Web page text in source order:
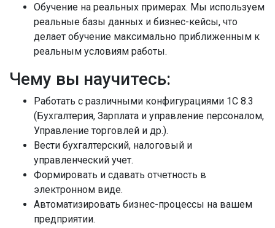
Обучение на реальных примерах. Мы используем
реальные базы данных и бизнес-кейсы, что
делает обучение максимально приближенным к
реальным условиям работы.
Чему вы научитесь:
Работать с различными конфигурациями 1С 8.3
(Бухгалтерия, Зарплата и управление персоналом,
Управление торговлей и др.).
Вести бухгалтерский, налоговый и
управленческий учет.
Формировать и сдавать отчетность в
электронном виде.
Автоматизировать бизнес-процессы на вашем
предприятии.